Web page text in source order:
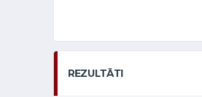
REZULTĀTI